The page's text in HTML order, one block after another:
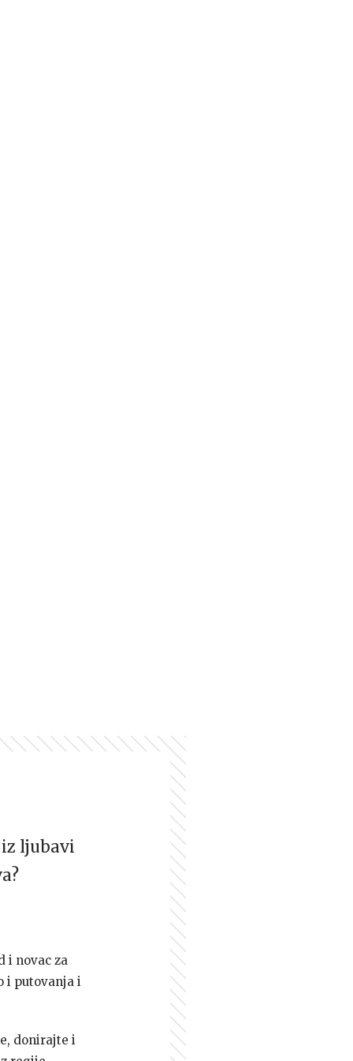
ljubavi
i novac za
i putovanja i
donirajte i